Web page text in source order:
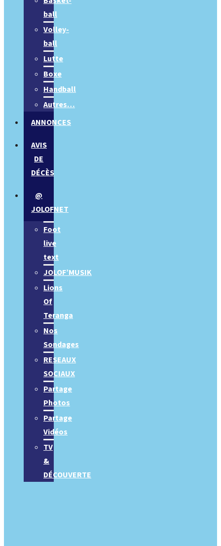
ball
Volley-
ball
Lutte
Boxe
Handball
Autres…
ANNONCES
AVIS
DE
DÉCÈS
@
JOLOFNET
Foot
live
text
JOLOF’MUSIK
Lions
Of
Teranga
Nos
Sondages
RESEAUX
SOCIAUX
Partage
Photos
Partage
Vidéos
TV
&
DÉCOUVERTE